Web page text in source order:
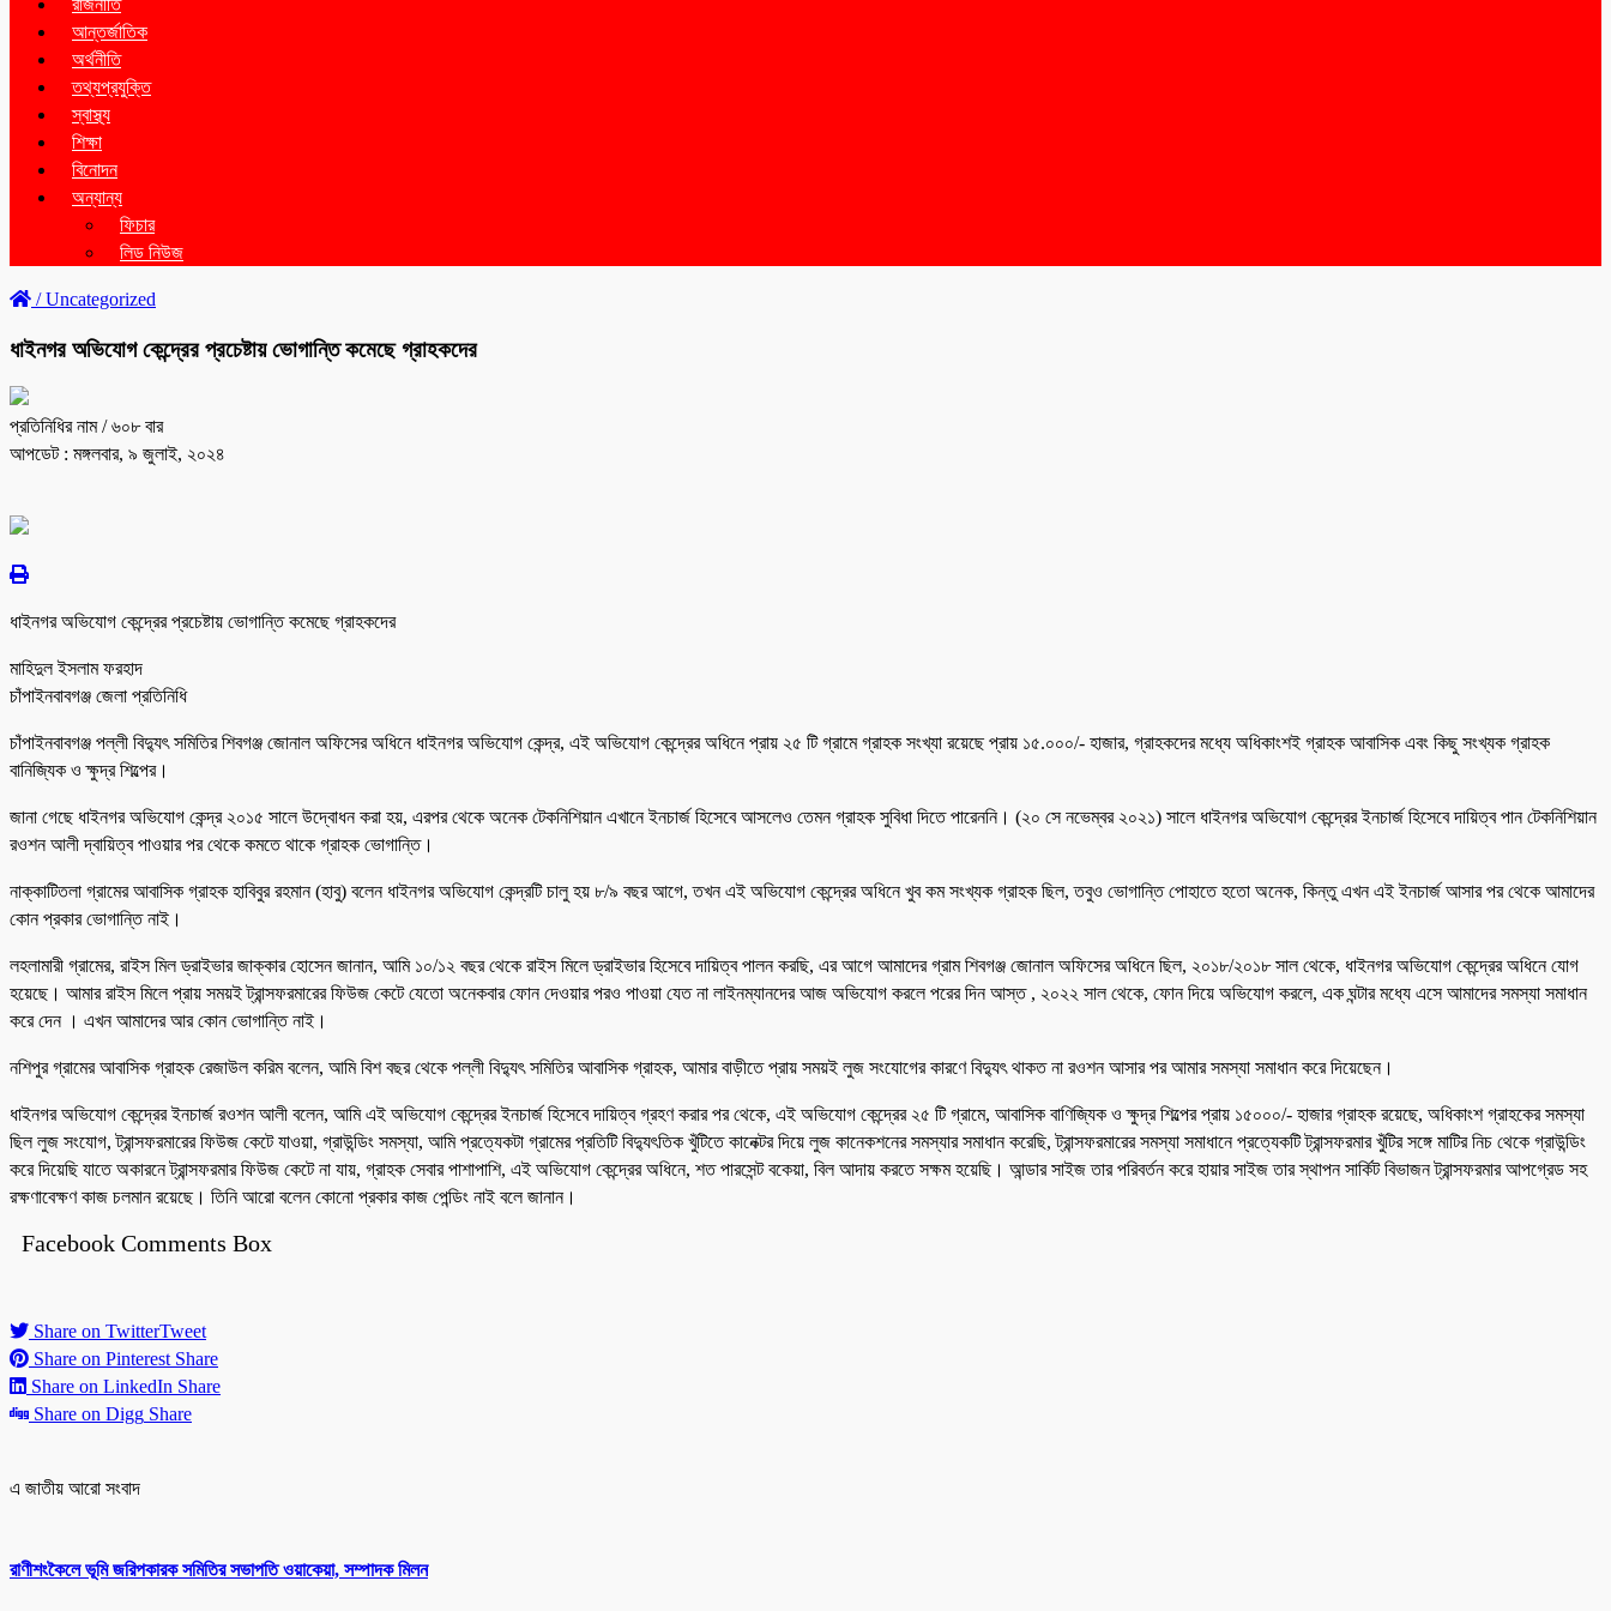
রাজনীতি
আন্তর্জাতিক
অর্থনীতি
তথ্যপ্রযুক্তি
স্বাস্থ্য
শিক্ষা
বিনোদন
অন্যান্য
ফিচার
লিড নিউজ
/Uncategorized
ধাইনগর অভিযোগ কেন্দ্রের প্রচেষ্টায় ভোগান্তি কমেছে গ্রাহকদের
প্রতিনিধির নাম/ ৬০৮ বার
আপডেট : মঙ্গলবার, ৯ জুলাই, ২০২৪
ধাইনগর অভিযোগ কেন্দ্রের প্রচেষ্টায় ভোগান্তি কমেছে গ্রাহকদের
মাহিদুল ইসলাম ফরহাদ
চাঁপাইনবাবগঞ্জ জেলা প্রতিনিধি
চাঁপাইনবাবগঞ্জ পল্লী বিদ্যুৎ সমিতির শিবগঞ্জ জোনাল অফিসের অধিনে ধাইনগর অভিযোগ কেন্দ্র, এই অভিযোগ কেন্দ্রের অধিনে প্রায় ২৫ টি গ্রামে গ্রাহক সংখ্যা রয়েছে প্রায় ১৫.০০০/- হাজার, গ্রাহকদের মধ্যে অধিকাংশই গ্রাহক আবাসিক এবং কিছু সংখ্যক গ্রাহক
বানিজ্যিক ও ক্ষুদ্র শিল্পের।
জানা গেছে ধাইনগর অভিযোগ কেন্দ্র ২০১৫ সালে উদ্বোধন করা হয়, এরপর থেকে অনেক টেকনিশিয়ান এখানে ইনচার্জ হিসেবে আসলেও তেমন গ্রাহক সুবিধা দিতে পারেননি। (২০ সে নভেম্বর ২০২১) সালে ধাইনগর অভিযোগ কেন্দ্রের ইনচার্জ হিসেবে দায়িত্ব পান টেকনিশিয়ান
রওশন আলী দ্বায়িত্ব পাওয়ার পর থেকে কমতে থাকে গ্রাহক ভোগান্তি।
নাক্কাটিতলা গ্রামের আবাসিক গ্রাহক হাবিবুর রহমান (হাবু) বলেন ধাইনগর অভিযোগ কেন্দ্রটি চালু হয় ৮/৯ বছর আগে, তখন এই অভিযোগ কেন্দ্রের অধিনে খুব কম সংখ্যক গ্রাহক ছিল, তবুও ভোগান্তি পোহাতে হতো অনেক, কিন্তু এখন এই ইনচার্জ আসার পর থেকে আমাদের
কোন প্রকার ভোগান্তি নাই।
লহলামারী গ্রামের, রাইস মিল ড্রাইভার জাক্কার হোসেন জানান, আমি ১০/১২ বছর থেকে রাইস মিলে ড্রাইভার হিসেবে দায়িত্ব পালন করছি, এর আগে আমাদের গ্রাম শিবগঞ্জ জোনাল অফিসের অধিনে ছিল, ২০১৮/২০১৮ সাল থেকে, ধাইনগর অভিযোগ কেন্দ্রের অধিনে যোগ
হয়েছে। আমার রাইস মিলে প্রায় সময়ই ট্রান্সফরমারের ফিউজ কেটে যেতো অনেকবার ফোন দেওয়ার পরও পাওয়া যেত না লাইনম্যানদের আজ অভিযোগ করলে পরের দিন আস্ত , ২০২২ সাল থেকে, ফোন দিয়ে অভিযোগ করলে, এক ঘন্টার মধ্যে এসে আমাদের সমস্যা সমাধান
করে দেন । এখন আমাদের আর কোন ভোগান্তি নাই।
নশিপুর গ্রামের আবাসিক গ্রাহক রেজাউল করিম বলেন, আমি বিশ বছর থেকে পল্লী বিদ্যুৎ সমিতির আবাসিক গ্রাহক, আমার বাড়ীতে প্রায় সময়ই লুজ সংযোগের কারণে বিদ্যুৎ থাকত না রওশন আসার পর আমার সমস্যা সমাধান করে দিয়েছেন।
ধাইনগর অভিযোগ কেন্দ্রের ইনচার্জ রওশন আলী বলেন, আমি এই অভিযোগ কেন্দ্রের ইনচার্জ হিসেবে দায়িত্ব গ্রহণ করার পর থেকে, এই অভিযোগ কেন্দ্রের ২৫ টি গ্রামে, আবাসিক বাণিজ্যিক ও ক্ষুদ্র শিল্পের প্রায় ১৫০০০/- হাজার গ্রাহক রয়েছে, অধিকাংশ গ্রাহকের সমস্যা
ছিল লুজ সংযোগ, ট্রান্সফরমারের ফিউজ কেটে যাওয়া, গ্রাউন্ডিং সমস্যা, আমি প্রত্যেকটা গ্রামের প্রতিটি বিদ্যুৎতিক খুঁটিতে কানেক্টর দিয়ে লুজ কানেকশনের সমস্যার সমাধান করেছি, ট্রান্সফরমারের সমস্যা সমাধানে প্রত্যেকটি ট্রান্সফরমার খুঁটির সঙ্গে মাটির নিচ থেকে গ্রাউন্ডিং
করে দিয়েছি যাতে অকারনে ট্রান্সফরমার ফিউজ কেটে না যায়, গ্রাহক সেবার পাশাপাশি, এই অভিযোগ কেন্দ্রের অধিনে, শত পারসেন্ট বকেয়া, বিল আদায় করতে সক্ষম হয়েছি। আন্ডার সাইজ তার পরিবর্তন করে হায়ার সাইজ তার স্থাপন সার্কিট বিভাজন ট্রান্সফরমার আপগ্রেড সহ
রক্ষণাবেক্ষণ কাজ চলমান রয়েছে। তিনি আরো বলেন কোনো প্রকার কাজ পেন্ডিং নাই বলে জানান।
Facebook Comments Box
Share on TwitterTweet
Share on Pinterest Share
Share on LinkedIn Share
Share on Digg Share
এ জাতীয় আরো সংবাদ
রাণীশংকৈলে ভূমি জরিপকারক সমিতির সভাপতি ওয়াকেয়া, সম্পাদক মিলন